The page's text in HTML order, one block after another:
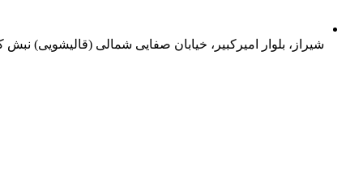
شیراز، بلوار امیرکبیر، خیابان صفایی شمالی (قالیشویی) نبش